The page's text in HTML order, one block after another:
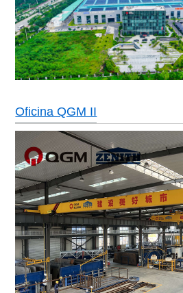
Oficina QGM II